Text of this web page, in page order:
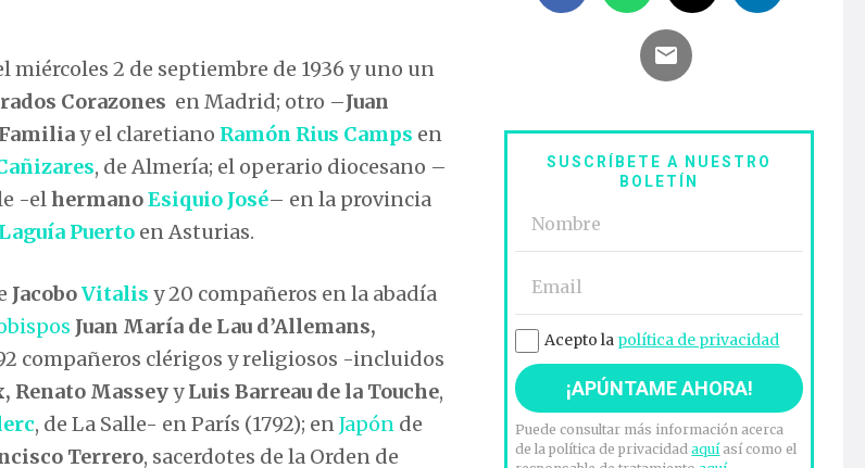
2 de septiembre de 1936 y uno un
Corazones en Madrid; otro –Juan
y el claretiano Ramón Rius Camps en
, de Almería; el operario diocesano –
-elhermanoEsiquio José– en la provincia
Puerto en Asturias.
JacoboVitalis y 20 compañeros en la abadía
Juan María de Lau d’Allemans,
compañeros clérigos y religiosos -incluidos
Renato MasseyyLuis Barreau de la Touche,
, de La Salle- en París (1792); enJapón de
Terrero, sacerdotes de la Orden de
SUSCRÍBETE A NUESTRO
BOLETÍN
Acepto la política de privacidad
Puede consultar más información acerca
de la política de privacidadaquíasí como el